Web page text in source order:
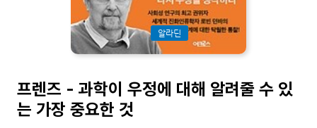
알라딘
프렌즈 - 과학이 우정에 대해 알려줄 수 있
는 가장 중요한 것